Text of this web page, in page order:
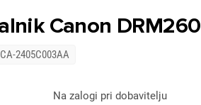
Canon DRM260
2405C003AA
Na zalogi pri dobavitelju